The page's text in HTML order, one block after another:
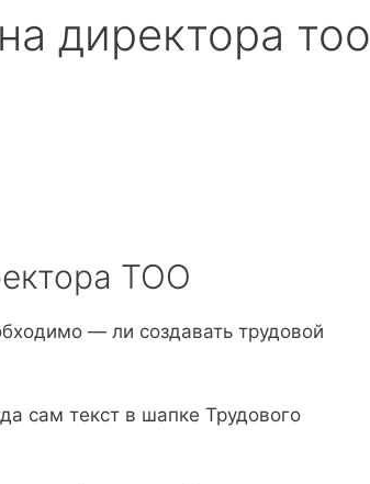
директора тоо
ТОО
— ли создавать трудовой
сам текст в шапке Трудового